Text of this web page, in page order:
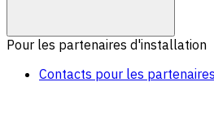
Pour les partenaires d'installation
Contacts pour les